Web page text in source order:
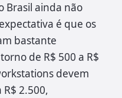
Brasil ainda não
é que os
bastante
de R$ 500 a R$
devem
R$ 2.500,